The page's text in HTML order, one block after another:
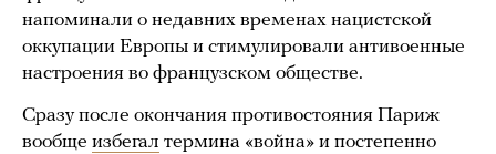
напоминали о недавних временах нацистской
оккупации Европы и стимулировали антивоенные
настроения во французском обществе.
Сразу после окончания противостояния Париж
вообще избегал термина «война» и постепенно